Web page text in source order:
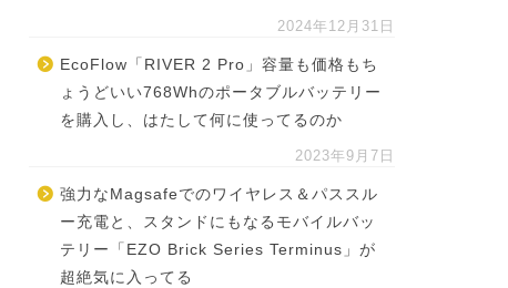
2024年12月31日
EcoFlow「RIVER 2 Pro」容量も価格もち
ょうどいい768Whのポータブルバッテリー
を購入し、はたして何に使ってるのか
2023年9月7日
強力なMagsafeでのワイヤレス＆パススル
ー充電と、スタンドにもなるモバイルバッ
テリー「EZO Brick Series Terminus」が
超絶気に入ってる